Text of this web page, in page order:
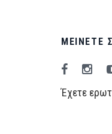
ΜΕΊΝΕΤΕ
Έχετε